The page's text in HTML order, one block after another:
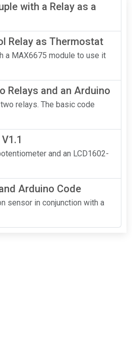
with a Relay as a
Relay as Thermostat
a MAX6675 module to use it
Relays and an Arduino
relays. The basic code
and an LCD1602-
Arduino Code
sensor in conjunction with a